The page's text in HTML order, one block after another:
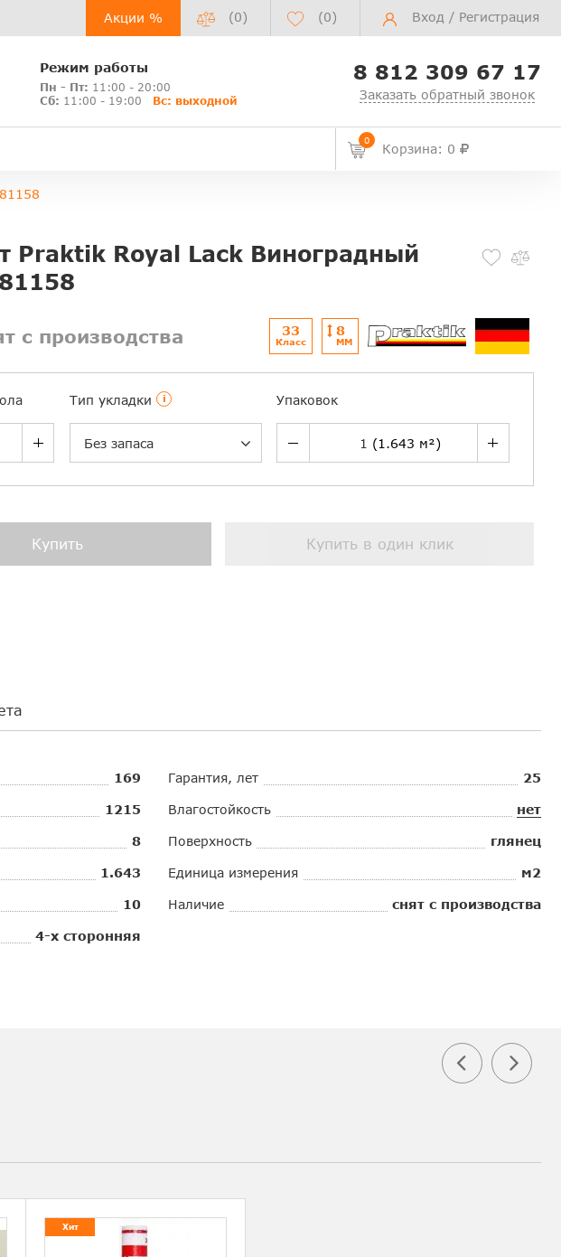
Акции % (0) (0) Вход / Регистрация
Режим работы
Пн - Пт: 11:00 - 20:00
Сб: 11:00 - 19:00 Вс: выходной
8 812 309 67 17
Заказать обратный звонок
0
Корзина: 0
Praktik Royal Lack Виноградный
с производства 33
Класс
8
ММ
Тип укладки i
Без запаса
Упаковок
Купить Купить в один клик
169
1215
8
1.643
10
4-х сторонняя
Гарантия, лет 25
Влагостойкость нет
Поверхность глянец
Единица измерения м2
Наличие снят с производства
Хит